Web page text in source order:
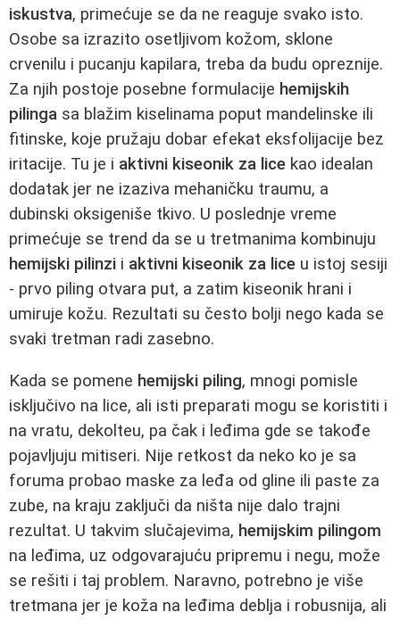
iskustva, primećuje se da ne reaguje svako isto.
Osobe sa izrazito osetljivom kožom, sklone
crvenilu i pucanju kapilara, treba da budu opreznije.
Za njih postoje posebne formulacije hemijskih
pilinga sa blažim kiselinama poput mandelinske ili
fitinske, koje pružaju dobar efekat eksfolijacije bez
iritacije. Tu je i aktivni kiseonik za lice kao idealan
dodatak jer ne izaziva mehaničku traumu, a
dubinski oksigeniše tkivo. U poslednje vreme
primećuje se trend da se u tretmanima kombinuju
hemijski pilinzi i aktivni kiseonik za lice u istoj sesiji
- prvo piling otvara put, a zatim kiseonik hrani i
umiruje kožu. Rezultati su često bolji nego kada se
svaki tretman radi zasebno.
Kada se pomene hemijski piling, mnogi pomisle
isključivo na lice, ali isti preparati mogu se koristiti i
na vratu, dekolteu, pa čak i leđima gde se takođe
pojavljuju mitiseri. Nije retkost da neko ko je sa
foruma probao maske za leđa od gline ili paste za
zube, na kraju zaključi da ništa nije dalo trajni
rezultat. U takvim slučajevima, hemijskim pilingom
na leđima, uz odgovarajuću pripremu i negu, može
se rešiti i taj problem. Naravno, potrebno je više
tretmana jer je koža na leđima deblja i robusnija, ali